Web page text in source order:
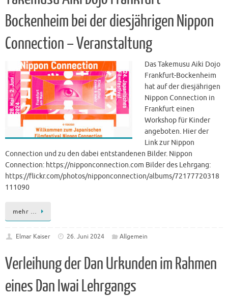
Bockenheim bei der diesjährigen Nippon
Connection – Veranstaltung
Das Takemusu Aiki Dojo
Frankfurt-Bockenheim
hat auf der diesjährigen
Nippon Connection in
Frankfurt einen
Workshop für Kinder
angeboten. Hier der
Link zur Nippon
Connection und zu den dabei entstandenen Bilder. Nippon
Connection: https://nipponconnection.com Bilder des Lehrgang:
https://flickr.com/photos/nipponconnection/albums/72177720318
111090
mehr …
Elmar Kaiser 26. Juni 2024 Allgemein
Verleihung der Dan Urkunden im Rahmen
eines Dan Iwai Lehrgangs